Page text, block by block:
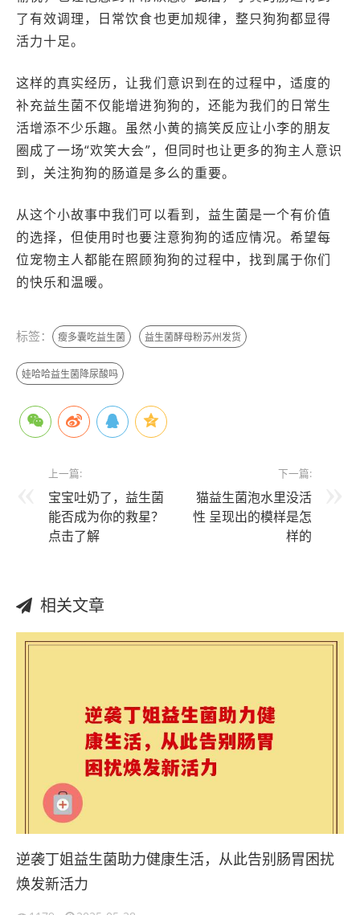
了有效调理，日常饮食也更加规律，整只狗狗都显得
活力十足。
这样的真实经历，让我们意识到在的过程中，适度的
补充益生菌不仅能增进狗狗的，还能为我们的日常生
活增添不少乐趣。虽然小黄的搞笑反应让小李的朋友
圈成了一场“欢笑大会”，但同时也让更多的狗主人意识
到，关注狗狗的肠道是多么的重要。
从这个小故事中我们可以看到，益生菌是一个有价值
的选择，但使用时也要注意狗狗的适应情况。希望每
位宠物主人都能在照顾狗狗的过程中，找到属于你们
的快乐和温暖。
标签： 瘦多囊吃益生菌 益生菌酵母粉苏州发货
娃哈哈益生菌降尿酸吗
上一篇:
宝宝吐奶了，益生菌
能否成为你的救星？
点击了解
下一篇:
猫益生菌泡水里没活
性 呈现出的模样是怎
样的
相关文章
逆袭丁姐益生菌助力健康生活，从此告别肠胃困扰
焕发新活力